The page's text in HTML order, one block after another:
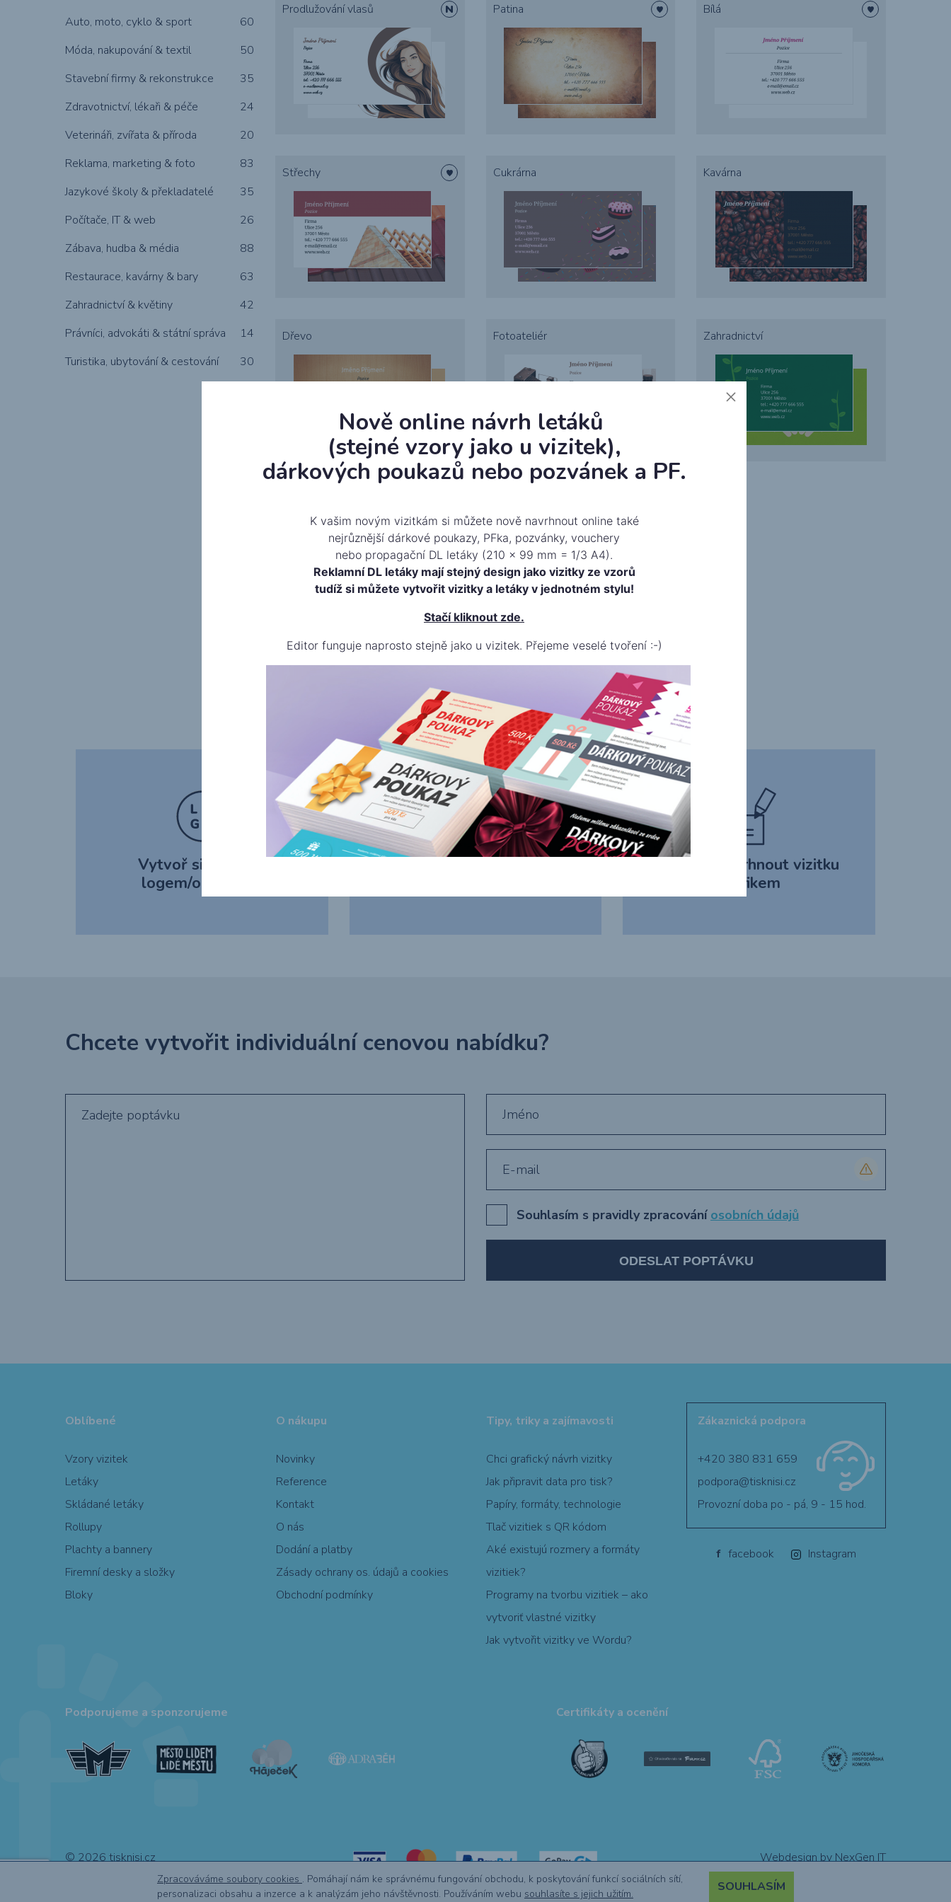
Puzzle Pivní podtácky
Tvarové &
vysekávané
tiskoviny
Auto, moto, cyklo & sport
60
Móda, nakupování & textil
50
Stavební firmy & rekonstrukce
35
Zdravotnictví, lékaři & péče
24
Veterináři, zvířata & příroda
20
Reklama, marketing & foto
83
Jazykové školy & překladatelé
35
Počítače, IT & web
26
Zábava, hudba & média
88
Restaurace, kavárny & bary
63
Zahradnictví & květiny
42
Právníci, advokáti & státní správa
14
Turistika, ubytování & cestování
30
Prodlužování vlasů Patina Bílá
Střechy Cukrárna Kavárna
Dřevo Fotoateliér Zahradnictví
Nevybrali jste si? Mrkněte níže.
Vytvoř si vizitku s
logem/obrázkem
Nech si navrhnout vizitku
grafikem
Chcete vytvořit individuální cenovou nabídku?
Souhlasím s pravidly zpracování osobních údajů
ODESLAT POPTÁVKU
Zpracováváme soubory cookies . Pomáhají nám ke správnému fungování obchodu, k poskytování funkcí sociálních sítí,
personalizaci obsahu a inzerce a k analýzám jeho návštěvnosti. Používáním webu souhlasíte s jejich užitím. SOUHLASÍM
Oblíbené
Vzory vizitek
Letáky
Skládané letáky
Rollupy
Plachty a bannery
Firemní desky a složky
Bloky
O nákupu
Novinky
Reference
Kontakt
O nás
Dodání a platby
Zásady ochrany os. údajů a cookies
Obchodní podmínky
Tipy, triky a zajímavosti
Chci grafický návrh vizitky
Jak připravit data pro tisk?
Papíry, formáty, technologie
Tlač vizitiek s QR kódom
Aké existujú rozmery a formáty
vizitiek?
Programy na tvorbu vizitiek – ako
vytvoriť vlastné vizitky
Jak vytvořit vizitky ve Wordu?
Zákaznická podpora
+420 380 831 659
podpora@tisknisi.cz
Provozní doba po - pá, 9 - 15 hod.
f facebook Instagram
Podporujeme a sponzorujeme Certifikáty a ocenění
© 2026 tisknisi.cz Webdesign by NexGen IT
Nově online návrh letáků
(stejné vzory jako u vizitek),
dárkových poukazů nebo pozvánek a PF.
K vašim novým vizitkám si můžete nově navrhnout online také
nejrůznější dárkové poukazy, PFka, pozvánky, vouchery
nebo propagační DL letáky (210 x 99 mm = 1/3 A4).
Reklamní DL letáky mají stejný design jako vizitky ze vzorů
tudíž si můžete vytvořit vizitky a letáky v jednotném stylu!
Stačí kliknout zde.
Editor funguje naprosto stejně jako u vizitek. Přejeme veselé tvoření :-)